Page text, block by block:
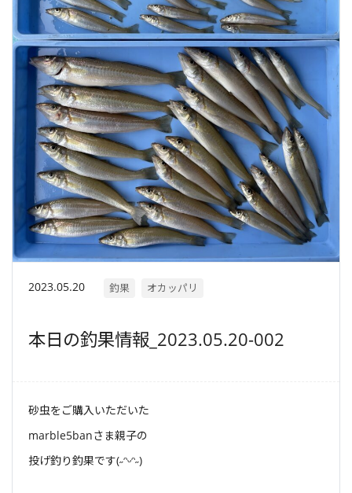
2023.05.20 釣果 オカッパリ
本日の釣果情報_2023.05.20-002
砂虫をご購入いただいた
marble5banさま親子の
投げ釣り釣果です(˶ᵔᵕᵔ˶)